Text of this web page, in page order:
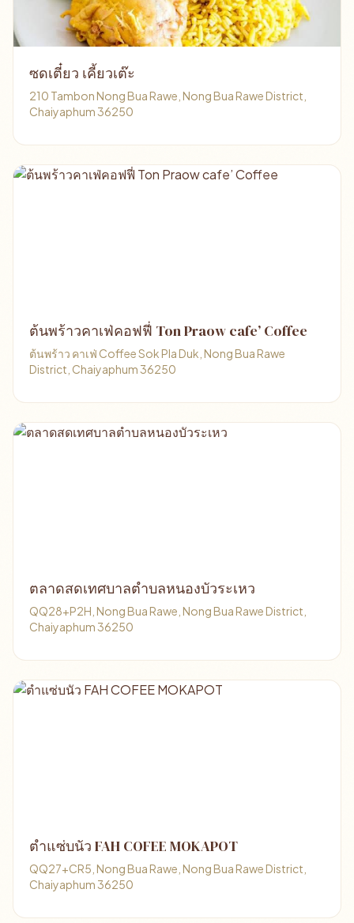
ซดเตี๋ยว เคี้ยวเต๊ะ
210 Tambon Nong Bua Rawe, Nong Bua Rawe District,
Chaiyaphum 36250
ต้นพร้าวคาเฟ่คอฟฟี่ Ton Praow cafe’ Coffee
ต้นพร้าว คาเฟ่ Coffee Sok Pla Duk, Nong Bua Rawe
District, Chaiyaphum 36250
ตลาดสดเทศบาลตำบลหนองบัวระเหว
QQ28+P2H, Nong Bua Rawe, Nong Bua Rawe District,
Chaiyaphum 36250
ตำแซ่บนัว FAH COFEE MOKAPOT
QQ27+CR5, Nong Bua Rawe, Nong Bua Rawe District,
Chaiyaphum 36250